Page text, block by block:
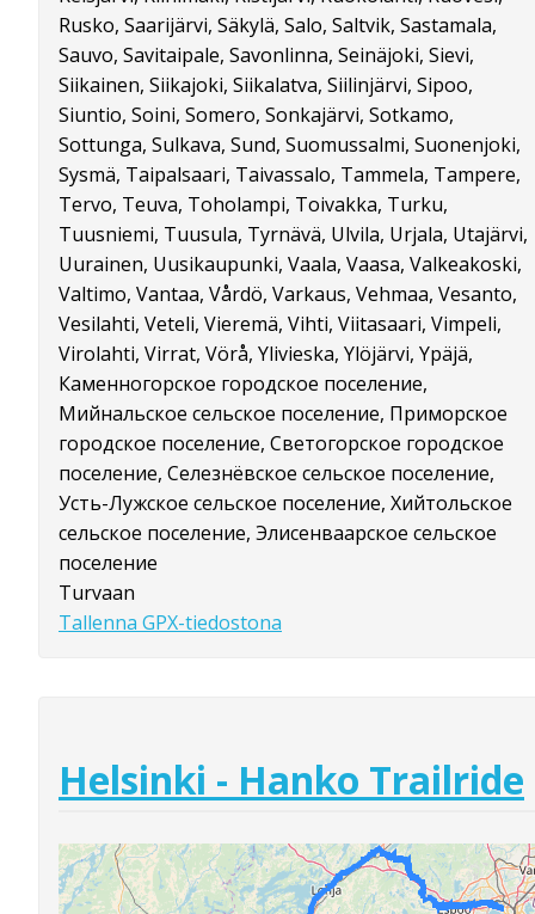
Rusko, Saarijärvi, Säkylä, Salo, Saltvik, Sastamala,
Sauvo, Savitaipale, Savonlinna, Seinäjoki, Sievi,
Siikainen, Siikajoki, Siikalatva, Siilinjärvi, Sipoo,
Siuntio, Soini, Somero, Sonkajärvi, Sotkamo,
Sottunga, Sulkava, Sund, Suomussalmi, Suonenjoki,
Sysmä, Taipalsaari, Taivassalo, Tammela, Tampere,
Tervo, Teuva, Toholampi, Toivakka, Turku,
Tuusniemi, Tuusula, Tyrnävä, Ulvila, Urjala, Utajärvi,
Uurainen, Uusikaupunki, Vaala, Vaasa, Valkeakoski,
Valtimo, Vantaa, Vårdö, Varkaus, Vehmaa, Vesanto,
Vesilahti, Veteli, Vieremä, Vihti, Viitasaari, Vimpeli,
Virolahti, Virrat, Vörå, Ylivieska, Ylöjärvi, Ypäjä,
Каменногорское городское поселение,
Мийнальское сельское поселение, Приморское
городское поселение, Светогорское городское
поселение, Селезнёвское сельское поселение,
Усть-Лужское сельское поселение, Хийтольское
сельское поселение, Элисенваарское сельское
поселение
Turvaan
Tallenna GPX-tiedostona
Helsinki - Hanko Trailride